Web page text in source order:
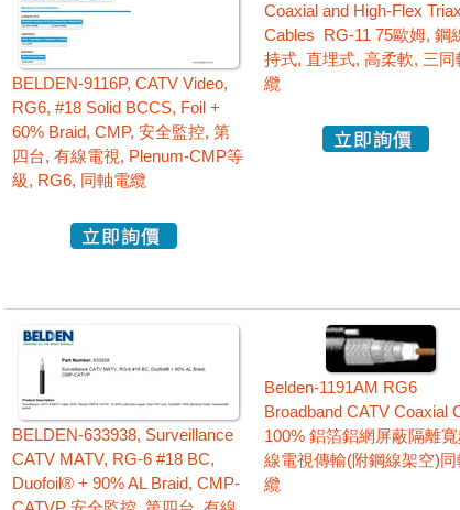
BELDEN-9116P, CATV Video,
RG6, #18 Solid BCCS, Foil +
60% Braid, CMP, 安全監控, 第
四台, 有線電視, Plenum-CMP等
級, RG6, 同軸電纜
Coaxial and High-Flex
Cables RG-11 75歐姆, 鋼
持式, 直埋式, 高柔軟, 三同
纜
BELDEN-633938, Surveillance
CATV MATV, RG-6 #18 BC,
Duofoil® + 90% AL Braid, CMP-
Belden-1191AM RG6
Broadband CATV Coaxial
100% 鋁箔鋁網屏蔽隔離
線電視傳輸(附鋼線架空)
纜